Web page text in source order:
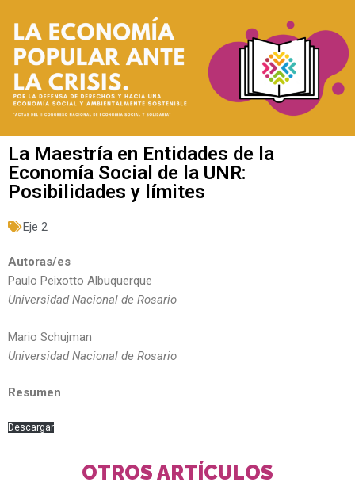
La Maestría en Entidades de la
Economía Social de la UNR:
Posibilidades y límites
Eje 2
Autoras/es
Paulo Peixotto Albuquerque
Universidad Nacional de Rosario
Mario Schujman
Universidad Nacional de Rosario
Resumen
Descargar
OTROS ARTÍCULOS